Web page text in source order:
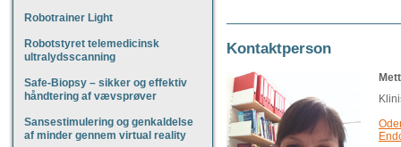
Robotrainer Light
Robotstyret telemedicinsk
ultralydsscanning
Safe-Biopsy – sikker og effektiv
håndtering af vævsprøver
Sansestimulering og genkaldelse
af minder gennem virtual reality
Kontaktperson